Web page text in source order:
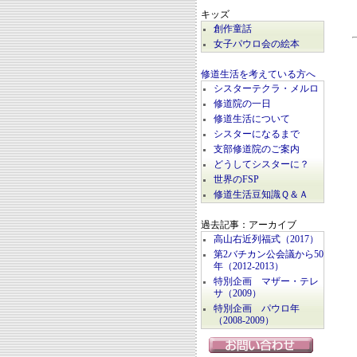
キッズ
創作童話
女子パウロ会の絵本
修道生活を考えている方へ
シスターテクラ・メルロ
修道院の一日
修道生活について
シスターになるまで
支部修道院のご案内
どうしてシスターに？
世界のFSP
修道生活豆知識Ｑ＆Ａ
過去記事：アーカイブ
高山右近列福式（2017）
第2バチカン公会議から50
年（2012-2013）
特別企画 マザー・テレ
サ（2009）
特別企画 パウロ年
（2008-2009）